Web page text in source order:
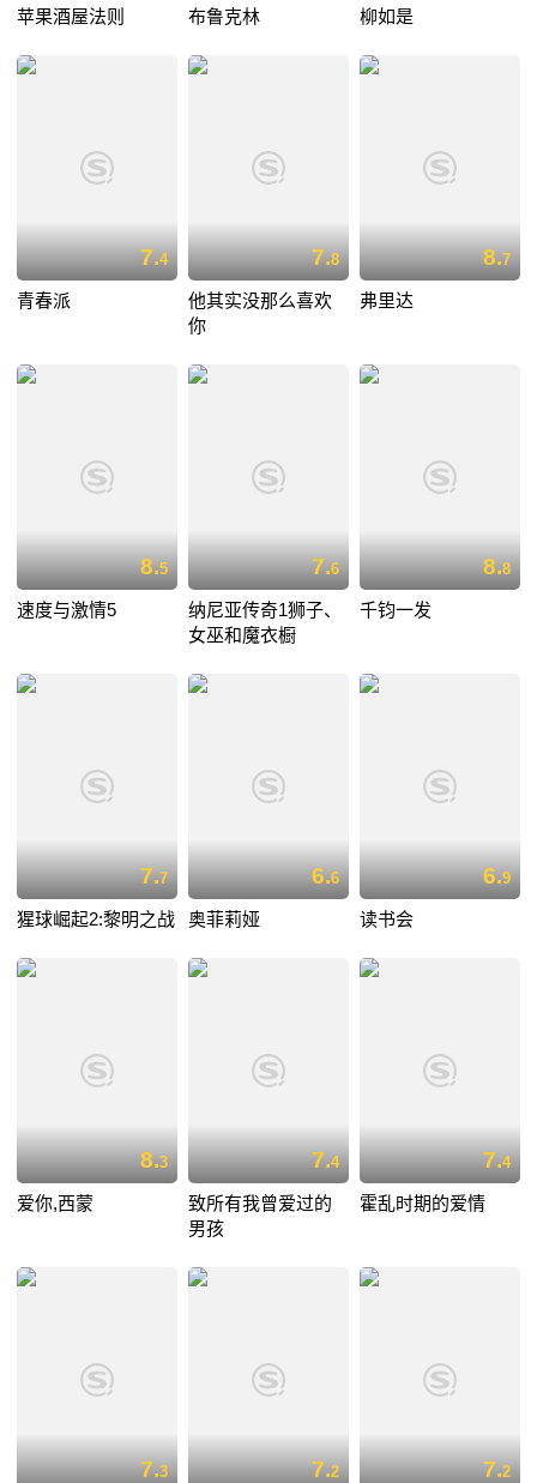
苹果酒屋法则 布鲁克林 柳如是
7.4
青春派
7.8
他其实没那么喜欢
你
8.7
弗里达
8.5
速度与激情5
7.6
纳尼亚传奇1狮子、
女巫和魔衣橱
8.8
千钧一发
7.7
猩球崛起2:黎明之战
6.6
奥菲莉娅
6.9
读书会
8.3
爱你,西蒙
7.4
致所有我曾爱过的
男孩
7.4
霍乱时期的爱情
7.3 7.2 7.2